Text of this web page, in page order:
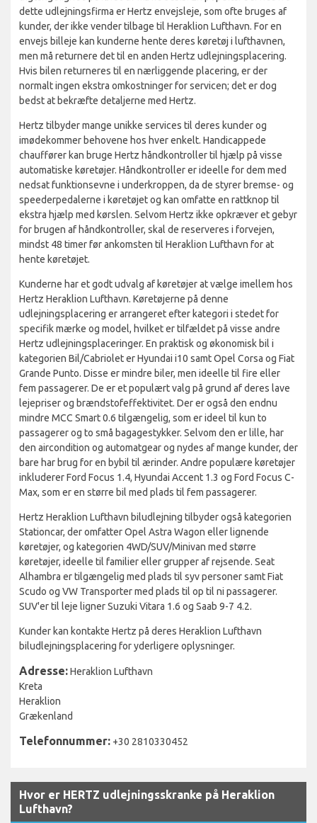
dette udlejningsfirma er Hertz envejsleje, som ofte bruges af
kunder, der ikke vender tilbage til Heraklion Lufthavn. For en
envejs billeje kan kunderne hente deres køretøj i lufthavnen,
men må returnere det til en anden Hertz udlejningsplacering.
Hvis bilen returneres til en nærliggende placering, er der
normalt ingen ekstra omkostninger for servicen; det er dog
bedst at bekræfte detaljerne med Hertz.
Hertz tilbyder mange unikke services til deres kunder og
imødekommer behovene hos hver enkelt. Handicappede
chauffører kan bruge Hertz håndkontroller til hjælp på visse
automatiske køretøjer. Håndkontroller er ideelle for dem med
nedsat funktionsevne i underkroppen, da de styrer bremse- og
speederpedalerne i køretøjet og kan omfatte en rattknop til
ekstra hjælp med kørslen. Selvom Hertz ikke opkræver et gebyr
for brugen af håndkontroller, skal de reserveres i forvejen,
mindst 48 timer før ankomsten til Heraklion Lufthavn for at
hente køretøjet.
Kunderne har et godt udvalg af køretøjer at vælge imellem hos
Hertz Heraklion Lufthavn. Køretøjerne på denne
udlejningsplacering er arrangeret efter kategori i stedet for
specifik mærke og model, hvilket er tilfældet på visse andre
Hertz udlejningsplaceringer. En praktisk og økonomisk bil i
kategorien Bil/Cabriolet er Hyundai i10 samt Opel Corsa og Fiat
Grande Punto. Disse er mindre biler, men ideelle til fire eller
fem passagerer. De er et populært valg på grund af deres lave
lejepriser og brændstofeffektivitet. Der er også den endnu
mindre MCC Smart 0.6 tilgængelig, som er ideel til kun to
passagerer og to små bagagestykker. Selvom den er lille, har
den aircondition og automatgear og nydes af mange kunder, der
bare har brug for en bybil til ærinder. Andre populære køretøjer
inkluderer Ford Focus 1.4, Hyundai Accent 1.3 og Ford Focus C-
Max, som er en større bil med plads til fem passagerer.
Hertz Heraklion Lufthavn biludlejning tilbyder også kategorien
Stationcar, der omfatter Opel Astra Wagon eller lignende
køretøjer, og kategorien 4WD/SUV/Minivan med større
køretøjer, ideelle til familier eller grupper af rejsende. Seat
Alhambra er tilgængelig med plads til syv personer samt Fiat
Scudo og VW Transporter med plads til op til ni passagerer.
SUV'er til leje ligner Suzuki Vitara 1.6 og Saab 9-7 4.2.
Kunder kan kontakte Hertz på deres Heraklion Lufthavn
biludlejningsplacering for yderligere oplysninger.
Adresse:Heraklion Lufthavn
Kreta
Heraklion
Grækenland
Telefonnummer: +30 2810330452
Hvor er HERTZ udlejningsskranke på Heraklion
Lufthavn?